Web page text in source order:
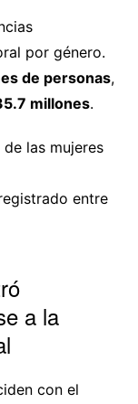
por género.
de personas,
millones.
las mujeres
entre
a la
con el